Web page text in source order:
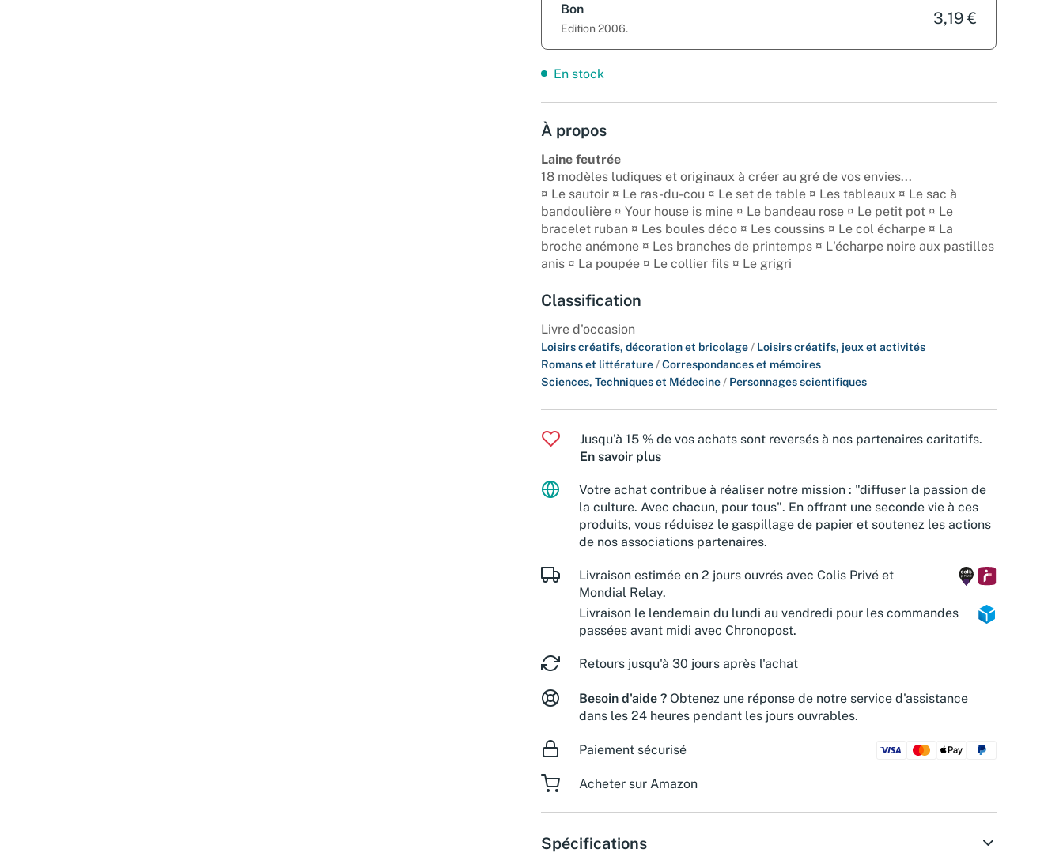
Bon
Edition 2006.
3,19 €
En stock
À propos
Laine feutrée
18 modèles ludiques et originaux à créer au gré de vos envies...
¤ Le sautoir ¤ Le ras-du-cou ¤ Le set de table ¤ Les tableaux ¤ Le sac à
bandoulière ¤ Your house is mine ¤ Le bandeau rose ¤ Le petit pot ¤ Le
bracelet ruban ¤ Les boules déco ¤ Les coussins ¤ Le col écharpe ¤ La
broche anémone ¤ Les branches de printemps ¤ L'écharpe noire aux pastilles
anis ¤ La poupée ¤ Le collier fils ¤ Le grigri
Classification
Livre d'occasion
Loisirs créatifs, décoration et bricolage / Loisirs créatifs, jeux et activités
Romans et littérature /Correspondances et mémoires
Sciences, Techniques et Médecine / Personnages scientifiques
Jusqu'à 15 % de vos achats sont reversés à nos partenaires caritatifs.
En savoir plus
Votre achat contribue à réaliser notre mission : "diffuser la passion de
la culture. Avec chacun, pour tous". En offrant une seconde vie à ces
produits, vous réduisez le gaspillage de papier et soutenez les actions
de nos associations partenaires.
Livraison estimée en 2 jours ouvrés avec Colis Privé et
Mondial Relay.
Livraison le lendemain du lundi au vendredi pour les commandes
passées avant midi avec Chronopost.
Retours jusqu'à 30 jours après l'achat
Besoin d'aide ? Obtenez une réponse de notre service d'assistance
dans les 24 heures pendant les jours ouvrables.
Paiement sécurisé
Acheter sur Amazon
Spécifications